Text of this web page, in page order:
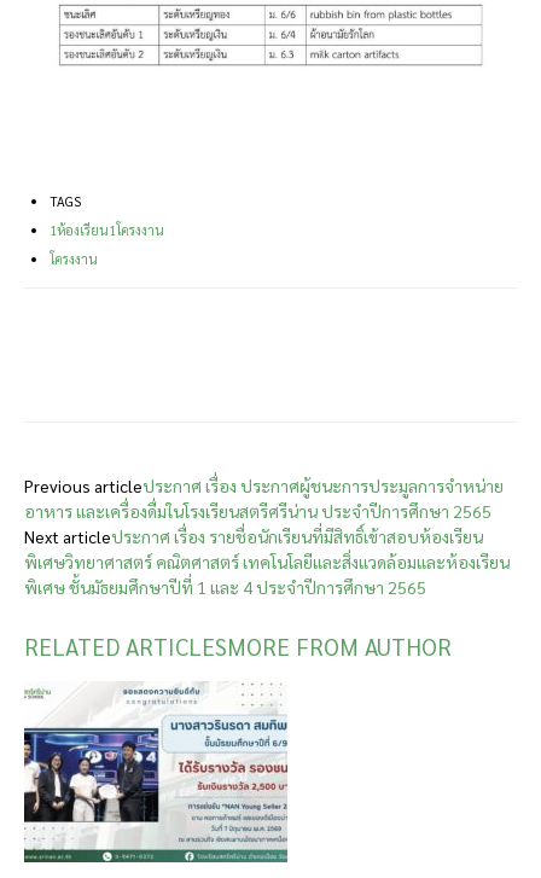
TAGS
1ห้องเรียน1โครงงาน
โครงงาน
Previous articleประกาศ เรื่อง ประกาศผู้ชนะการประมูลการจำหน่าย
อาหาร และเครื่องดื่มในโรงเรียนสตรีศรีน่าน ประจำปีการศึกษา 2565
Next articleประกาศ เรื่อง รายชื่อนักเรียนที่มีสิทธิ์เข้าสอบห้องเรียน
พิเศษวิทยาศาสตร์ คณิตศาสตร์ เทคโนโลยีและสิ่งแวดล้อมและห้องเรียน
พิเศษ ชั้นมัธยมศึกษาปีที่ 1 และ 4 ประจำปีการศึกษา 2565
RELATED ARTICLESMORE FROM AUTHOR